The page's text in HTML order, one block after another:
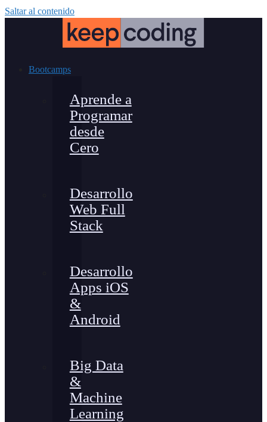
Saltar al contenido
Bootcamps
Aprende a
Programar
desde
Cero
Desarrollo
Web Full
Stack
Desarrollo
Apps iOS
&
Android
Big Data
&
Machine
Learning